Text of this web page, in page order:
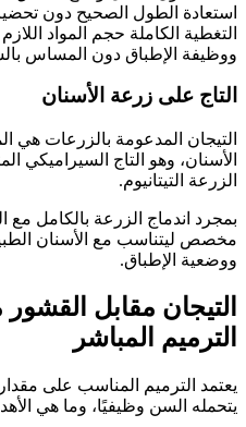
استعادة الطول الصحيح دون
التغطية الكاملة حجم المواد
ووظيفة الإطباق دون المساس
التاج على زرعة الأسنان
التيجان المدعومة بالزرعات هي
الأسنان، وهو التاج السيراميكي
الزرعة التيتانيوم.
بمجرد اندماج الزرعة بالكامل مع
مخصص ليتناسب مع الأسنان
ووضعية الإطباق.
التيجان مقابل القشور
الترميم المباشر
يعتمد الترميم المناسب على
يتحمله السن وظيفيًا، وما هي